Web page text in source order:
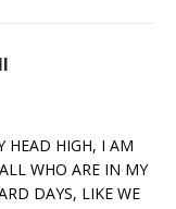
HEAD HIGH, I AM
WHO ARE IN MY
DAYS, LIKE WE